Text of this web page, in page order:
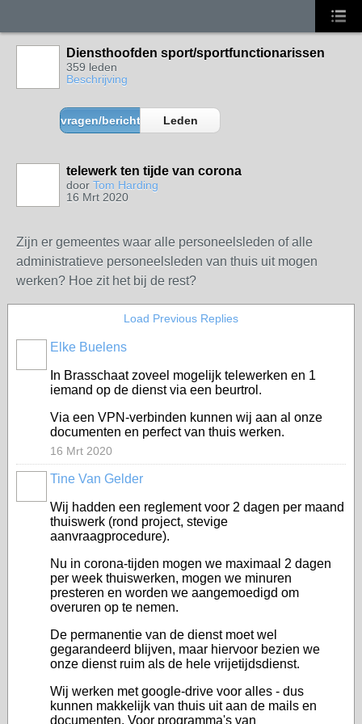
Diensthoofden sport/sportfunctionarissen
359 leden
Beschrijving
vragen/berichten Leden
telewerk ten tijde van corona
door Tom Harding
16 Mrt 2020
Zijn er gemeentes waar alle personeelsleden of alle
administratieve personeelsleden van thuis uit mogen
werken? Hoe zit het bij de rest?
Load Previous Replies
Elke Buelens
In Brasschaat zoveel mogelijk telewerken en 1
iemand op de dienst via een beurtrol.
Via een VPN-verbinden kunnen wij aan al onze
documenten en perfect van thuis werken.
16 Mrt 2020
Tine Van Gelder
Wij hadden een reglement voor 2 dagen per maand
thuiswerk (rond project, stevige
aanvraagprocedure).
Nu in corona-tijden mogen we maximaal 2 dagen
per week thuiswerken, mogen we minuren
presteren en worden we aangemoedigd om
overuren op te nemen.
De permanentie van de dienst moet wel
gegarandeerd blijven, maar hiervoor bezien we
onze dienst ruim als de hele vrijetijdsdienst.
Wij werken met google-drive voor alles - dus
kunnen makkelijk van thuis uit aan de mails en
documenten. Voor programma's van